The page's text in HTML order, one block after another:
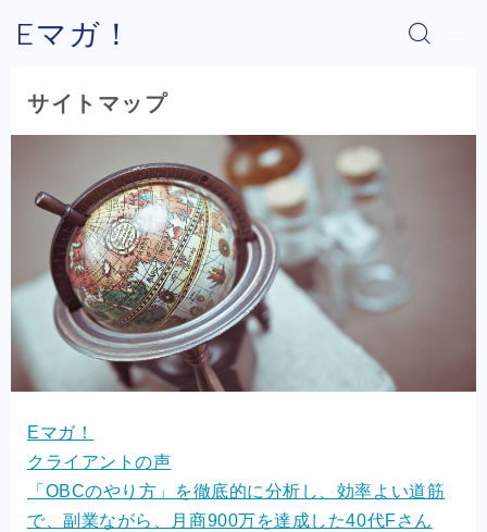
Eマガ！
Eマガ！とは？
最新コラム
公式メルマガ
OEM商品×Amazon
OEM商品×Yahoo!
OEM商品×楽天
OEM商品×自社EC
サイトマップ
Eマガ！
クライアントの声
「OBCのやり方」を徹底的に分析し、効率よい道筋
で、副業ながら、月商900万を達成した40代Fさん